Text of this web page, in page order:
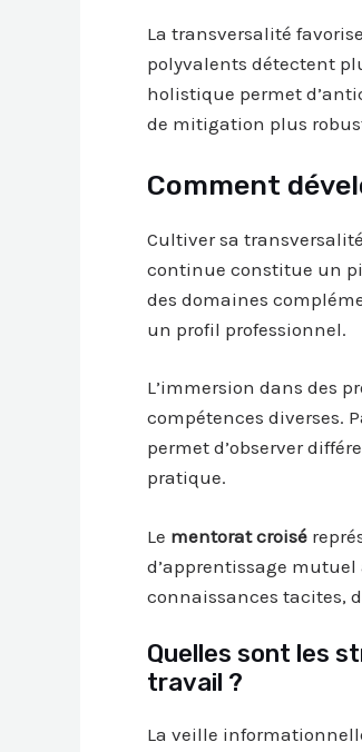
La transversalité
polyvalents détectent
holistique permet
de mitigation plus
Comment
Cultiver sa
continue constitue un
des domaines
un profil professionnel.
L’immersion dans des
compétences diverses.
permet d’observer
pratique.
Le mentorat croisé
d’apprentissage
connaissances tacites,
Quelles sont les
travail ?
La veille